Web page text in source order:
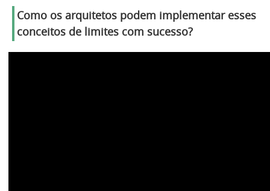
Como os arquitetos podem implementar esses
conceitos de limites com sucesso?